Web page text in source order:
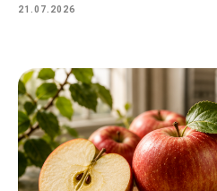
21.07.2026